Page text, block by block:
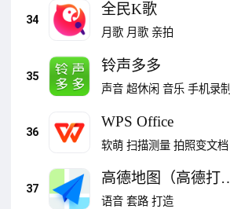
34
全民K歌
月歌 月歌 亲拍
35
铃声多多
声音 超休闲 音乐 手机录制
36
WPS Office
软萌 扫描测量 拍照变文档
37
高德地图（高德打
车）
语音 套路 打造